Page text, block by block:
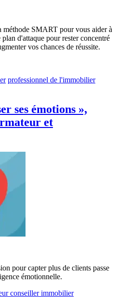
méthode SMART pour vous aider à
d'attaque pour rester concentré
vos chances de réussite.
professionnel de l'immobilier
ses émotions »,
et
pour capter plus de clients passe
émotionnelle.
conseiller immobilier